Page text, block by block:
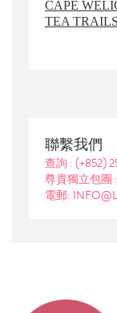
CAPE
TEA
聯繫我們
查詢 : (+852)
尊貴獨立包團 :
電郵: